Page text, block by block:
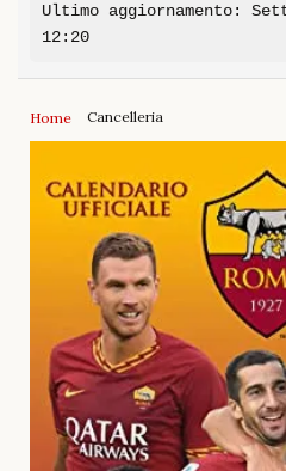
Ultimo aggiornamento:
12:20
Home Cancelleria